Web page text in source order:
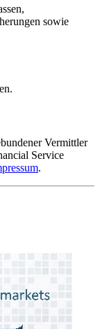
sowie
Vermittler
Service
.